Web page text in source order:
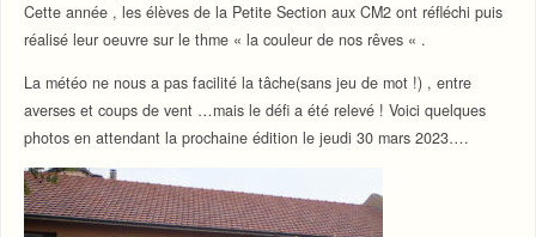
Cette année , les élèves de la Petite Section aux CM2 ont réfléchi puis
réalisé leur oeuvre sur le thme « la couleur de nos rêves « .
La météo ne nous a pas facilité la tâche(sans jeu de mot !) , entre
averses et coups de vent …mais le défi a été relevé ! Voici quelques
photos en attendant la prochaine édition le jeudi 30 mars 2023….